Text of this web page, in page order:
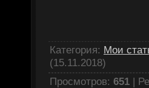
Категория: Мои
(15.11.2018)
Просмотров: 651 |